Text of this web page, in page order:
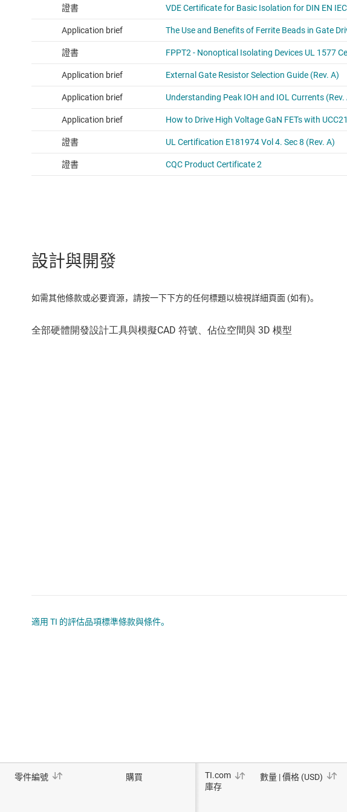
設計與開發
如需其他條款或必要資源，請按一下下方的任何標題以檢視詳細頁面 (如有)。
適用 TI 的評估品項標準條款與條件。